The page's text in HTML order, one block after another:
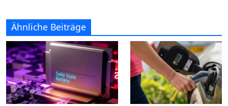
Ähnliche Beiträge